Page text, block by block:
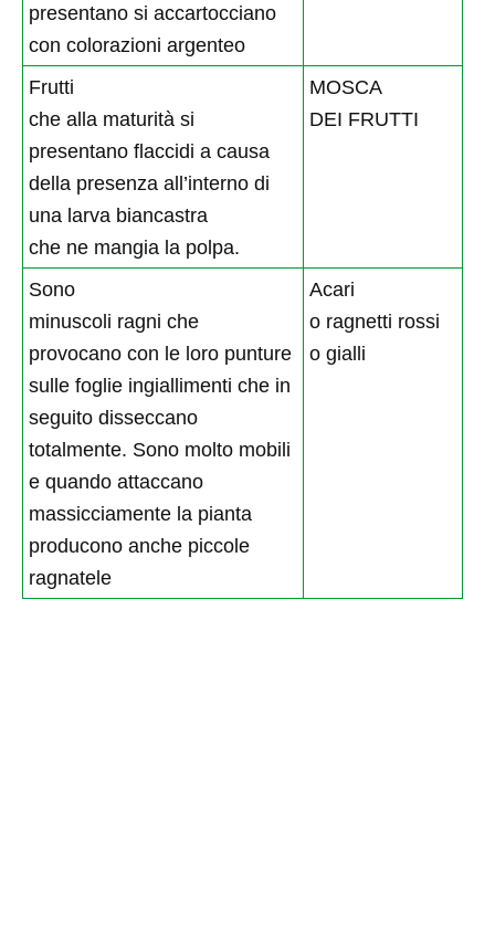
presentano si accartocciano
con colorazioni argenteo
Frutti
che alla maturità si
presentano flaccidi a causa
della presenza all’interno di
una larva biancastra
che ne mangia la polpa.
MOSCA
DEI FRUTTI
Sono
minuscoli ragni che
provocano con le loro punture
sulle foglie ingiallimenti che in
seguito disseccano
totalmente. Sono molto mobili
e quando attaccano
massicciamente la pianta
producono anche piccole
ragnatele
Acari
o ragnetti rossi
o gialli